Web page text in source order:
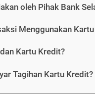
oleh Pihak Bank
Menggunakan
Kartu Kredit?
Tagihan Kartu Kredit?